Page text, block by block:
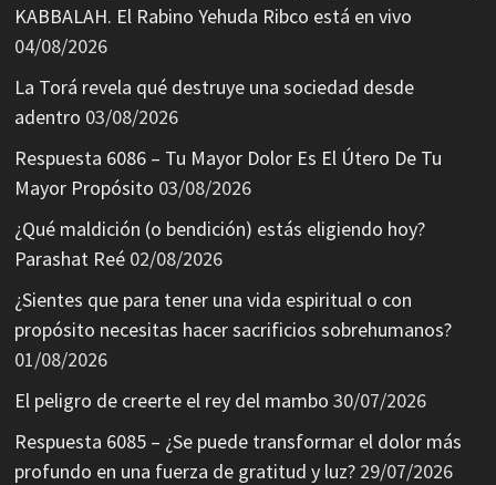
KABBALAH. El Rabino Yehuda Ribco está en vivo
04/08/2026
La Torá revela qué destruye una sociedad desde
adentro 03/08/2026
Respuesta 6086 – Tu Mayor Dolor Es El Útero De Tu
Mayor Propósito 03/08/2026
¿Qué maldición (o bendición) estás eligiendo hoy?
Parashat Reé 02/08/2026
¿Sientes que para tener una vida espiritual o con
propósito necesitas hacer sacrificios sobrehumanos?
01/08/2026
El peligro de creerte el rey del mambo 30/07/2026
Respuesta 6085 – ¿Se puede transformar el dolor más
profundo en una fuerza de gratitud y luz? 29/07/2026